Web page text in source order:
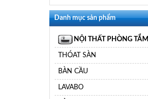
Danh mục sản phẩm
NỘI THẤT PHÒNG TẮM
THÓAT SÀN
BÀN CẦU
LAVABO